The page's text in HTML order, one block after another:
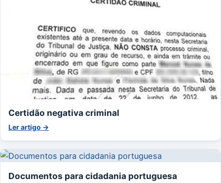
Certidão negativa criminal
Ler artigo →
Documentos para cidadania portuguesa